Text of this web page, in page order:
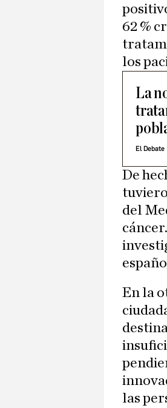
62 %
los
La
El Debate
De
del
En la
las